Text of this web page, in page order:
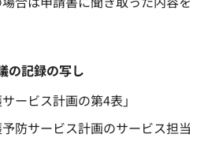
の記録の写し
ービス計画の第4表」
防サービス計画のサービス担当